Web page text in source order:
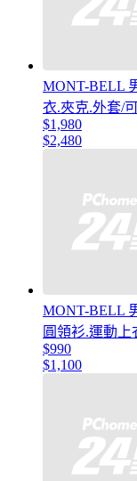
MONT-BELL
衣.夾克.外套/
$1,980
$2,480
MONT-BELL
圓領衫.運動上
$990
$1,100